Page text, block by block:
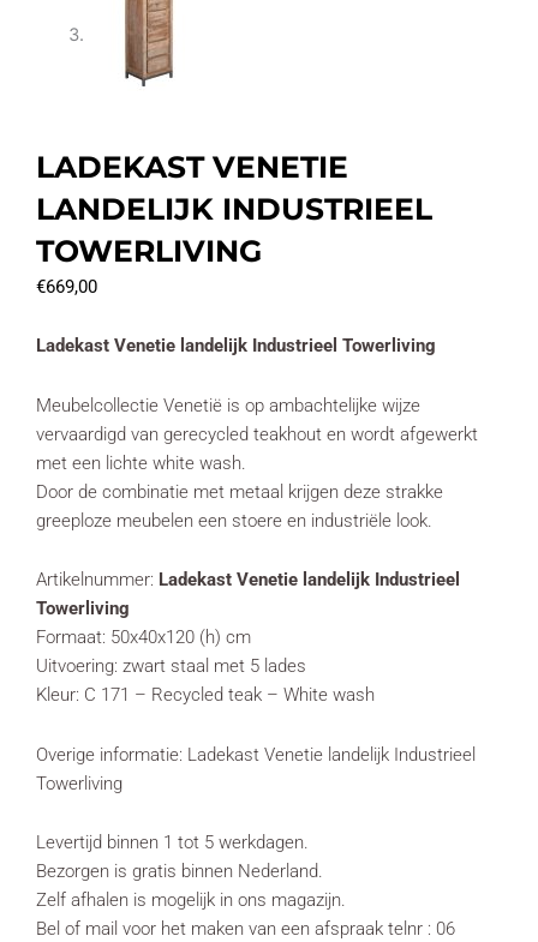
LADEKAST VENETIE
LANDELIJK INDUSTRIEEL
TOWERLIVING
€669,00
Ladekast Venetie landelijk Industrieel Towerliving
Meubelcollectie Venetië is op ambachtelijke wijze
vervaardigd van gerecycled teakhout en wordt afgewerkt
met een lichte white wash.
Door de combinatie met metaal krijgen deze strakke
greeploze meubelen een stoere en industriële look.
Artikelnummer: Ladekast Venetie landelijk Industrieel
Towerliving
Formaat: 50x40x120 (h) cm
Uitvoering: zwart staal met 5 lades
Kleur: C 171 – Recycled teak – White wash
Overige informatie: Ladekast Venetie landelijk Industrieel
Towerliving
Levertijd binnen 1 tot 5 werkdagen.
Bezorgen is gratis binnen Nederland.
Zelf afhalen is mogelijk in ons magazijn.
Bel of mail voor het maken van een afspraak telnr : 06